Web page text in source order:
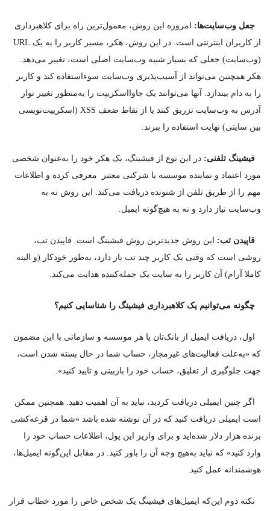
جعل وب‌سایت‌ها: امروزه این روش، معمول‌ترین راه برای کلاهبرداری
از کاربران اینترنتی است. در این روش، هکر، مسیر کاربر را به یک URL
(وب‌سایت) جعلی که بسیار شبیه وب‌سایت اصلی است، تغییر می‌دهد.
هکر همچنین می‌تواند از آسیب‌پذیری وب‌سایت سوءاستفاده کند و کاربر
را به دام بیندازد. آنها می‌توانند یک جاوااسکریپت را به‌منظور تغییر نوار
آدرس به وب‌سایت تزریق کنند یا از نقاط ضعف XSS (اسکریپت‌نویسی
بین سایتی) نهایت استفاده را ببرند.
فیشینگ تلفنی: در این نوع از فیشینگ، یک هکر خود را به‌عنوان شخصی
مورد اعتماد و نماینده موسسه یا شرکتی معتبر معرفی ‌کرده و اطلاعات
مهم را از طریق تلفن از شنونده دریافت می‌کند. این روش نه به
وب‌سایت نیاز دارد و نه به هیچ‌گونه ایمیل.
قاپیدن تب: این روش جدیدترین روش فیشینگ است. قاپیدن تب،
روشی است که وقتی یک کاربر چند تب باز دارد، به‌طور خودکار (و البته
کاملا آرام) آن کاربر را به سایت یک حمله‌کننده هدایت می‌کند.
چگونه می‌توانیم یک کلاهبرداری فیشینگ را شناسایی کنیم؟
اول، دریافت ایمیل از بانک‌تان یا هر موسسه و سازمانی با این مضمون
که «به‌علت فعالیت‌های غیرمجاز، حساب شما در حال بسته شدن است،
جهت جلوگیری از تعلیق، حساب خود را بازبینی و تایید کنید».
اگر چنین ایمیلی دریافت کردید، نباید به آن اهمیت دهید. همچنین ممکن
است ایمیلی دریافت کنید که در آن نوشته شده باشد «شما در قرعه‌کشی
برنده هزار دلار شده‌اید و برای واریز این پول، اطلاعات حساب خود را
وارد کنید» که نباید به‌هیچ وجه آن را باور کنید. در مقابل این‌گونه ایمیل‌ها،
هوشمندانه عمل کنید.
نکته دوم این‌که ایمیل‌های فیشینگ یک شخص خاص را مورد خطاب قرار